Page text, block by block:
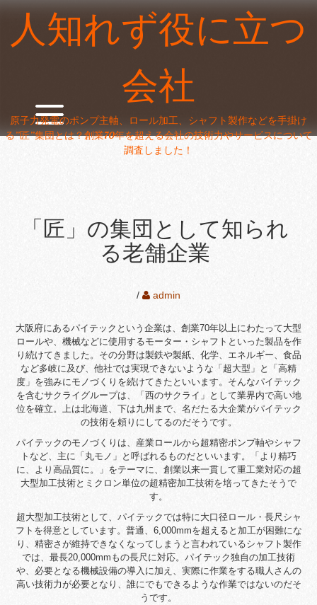
to
content
人知れず役に立つ
会社
原子力発電のポンプ主軸、ロール加工、シャフト製作などを手掛け
る”匠”集団とは？創業70年を超える会社の技術力やサービスについて
調査しました！
「匠」の集団として知られ
る老舗企業
/ admin
大阪府にあるパイテックという企業は、創業70年以上にわたって大型
ロールや、機械などに使用するモーター・シャフトといった製品を作
り続けてきました。その分野は製鉄や製紙、化学、エネルギー、食品
など多岐に及び、他社では実現できないような「超大型」と「高精
度」を強みにモノづくりを続けてきたといいます。そんなパイテック
を含むサクライグループは、「西のサクライ」として業界内で高い地
位を確立。上は北海道、下は九州まで、名だたる大企業がパイテック
の技術を頼りにしてるのだそうです。
パイテックのモノづくりは、産業ロールから超精密ポンプ軸やシャフ
トなど、主に「丸モノ」と呼ばれるものだといいます。「より精巧
に、より高品質に。」をテーマに、創業以来一貫して重工業対応の超
大型加工技術とミクロン単位の超精密加工技術を培ってきたそうで
す。
超大型加工技術として、パイテックでは特に大口径ロール・長尺シャ
フトを得意としています。普通、6,000mmを超えると加工が困難にな
り、精密さが維持できなくなってしまうと言われているシャフト製作
では、最長20,000mmもの長尺に対応。パイテック独自の加工技術
や、必要となる機械設備の導入に加え、実際に作業をする職人さんの
高い技術力が必要となり、誰にでもできるような作業ではないのだそ
うです。